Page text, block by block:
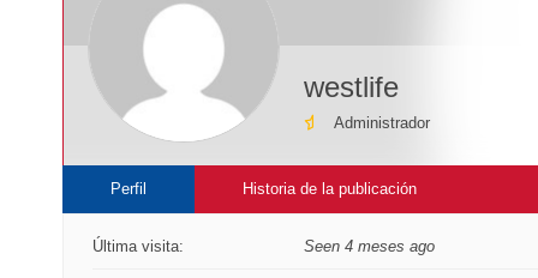
westlife
Administrador
Perfil Historia de la publicación
Última visita: Seen 4 meses ago